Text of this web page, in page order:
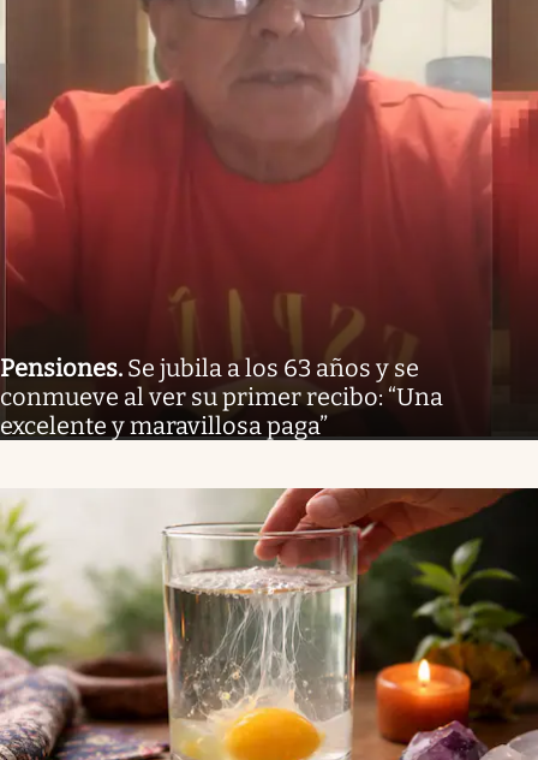
Pensiones. Se jubila a los 63 años y se
conmueve al ver su primer recibo: “Una
excelente y maravillosa paga”